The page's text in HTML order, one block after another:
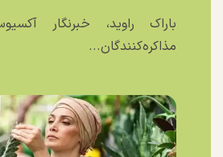
باراک راوید، خبرنگار
مذاکره‌کنندگان...